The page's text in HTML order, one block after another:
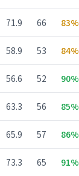
71.9 66 83%
58.9 53 84%
56.6 52 90%
63.3 56 85%
65.9 57 86%
73.3 65 91%